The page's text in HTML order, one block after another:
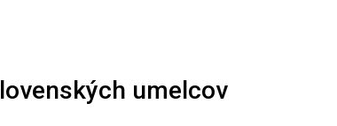
umelcov